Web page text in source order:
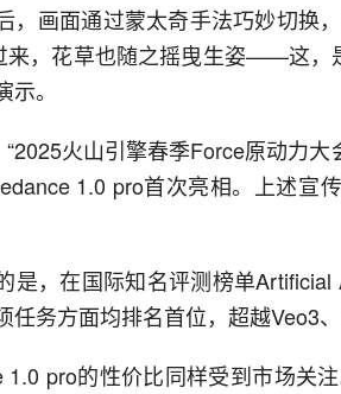
，画面通过蒙太奇手法巧妙切换
来，花草也随之摇曳生姿——这
。
火山引擎春季Force原动力
1.0 pro首次亮相。上述宣
是，在国际知名评测榜单
任务方面均排名首位，超越Veo3、
1.0 pro的性价比同样受到市场关